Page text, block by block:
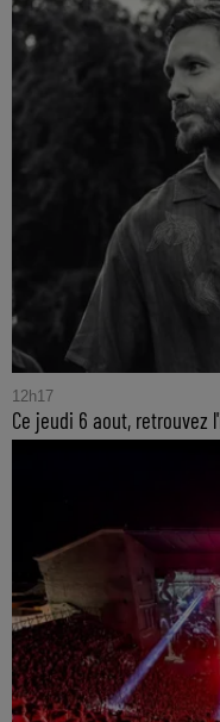
12h17
Ce jeudi 6 aout, retrouvez